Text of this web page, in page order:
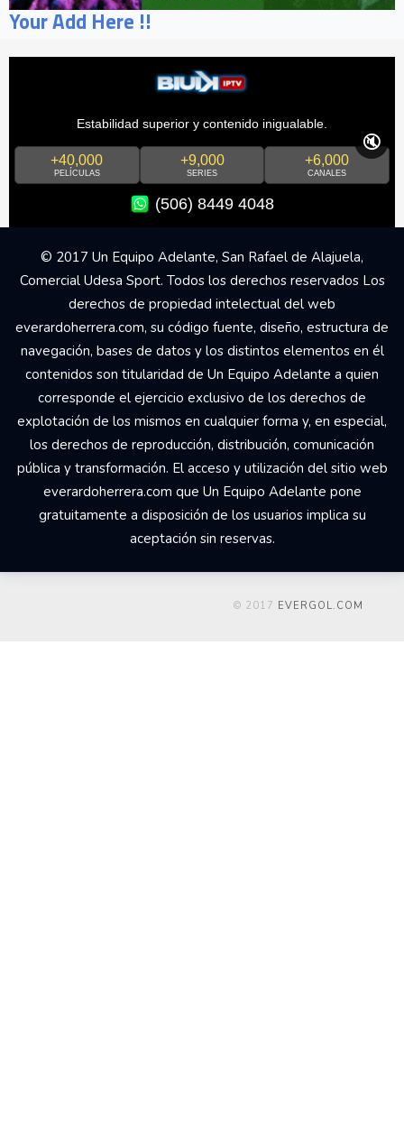
Your Add Here !!
Estabilidad superior y contenido inigualable.
+40,000
PELÍCULAS
+9,000
SERIES
+6,000
CANALES
(506) 8449 4048
🔇
© 2017 Un Equipo Adelante, San Rafael de Alajuela,
Comercial Udesa Sport. Todos los derechos reservados Los
derechos de propiedad intelectual del web
everardoherrera.com, su código fuente, diseño, estructura de
navegación, bases de datos y los distintos elementos en él
contenidos son titularidad de Un Equipo Adelante a quien
corresponde el ejercicio exclusivo de los derechos de
explotación de los mismos en cualquier forma y, en especial,
los derechos de reproducción, distribución, comunicación
pública y transformación. El acceso y utilización del sitio web
everardoherrera.com que Un Equipo Adelante pone
gratuitamente a disposición de los usuarios implica su
aceptación sin reservas.
© 2017 EVERGOL.COM